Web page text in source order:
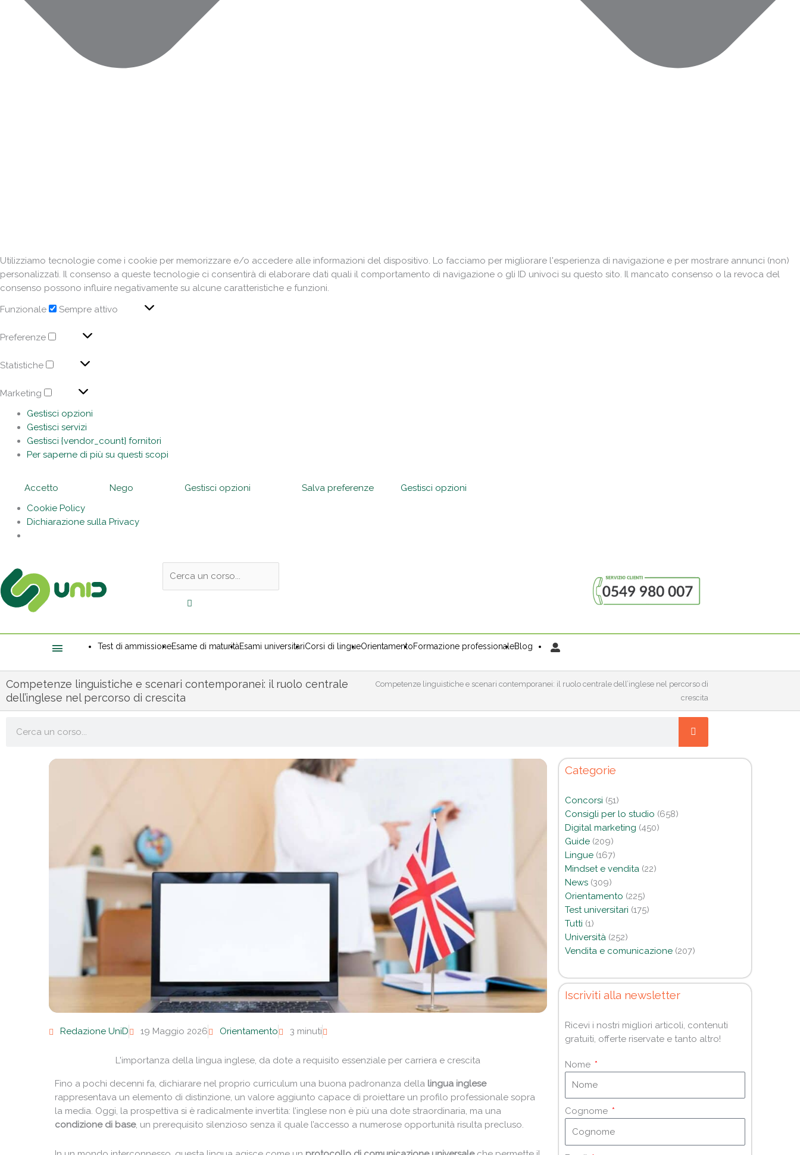
Utilizziamo tecnologie come i cookie per memorizzare e/o accedere alle informazioni del dispositivo. Lo facciamo per migliorare l'esperienza di navigazione e per mostrare annunci (non)
personalizzati. Il consenso a queste tecnologie ci consentirà di elaborare dati quali il comportamento di navigazione o gli ID univoci su questo sito. Il mancato consenso o la revoca del
consenso possono influire negativamente su alcune caratteristiche e funzioni.
Funzionale
Sempre attivo
Preferenze
Statistiche
Marketing
Gestisci opzioni
Gestisci servizi
Gestisci {vendor_count} fornitori
Per saperne di più su questi scopi
Accetto Nego Gestisci opzioni Salva preferenze
Gestisci opzioni
Cookie Policy
Dichiarazione sulla Privacy
l'header
Test di ammissioneEsame di maturitàEsami universitariCorsi di lingueOrientamentoFormazione professionaleBlog
Competenze linguistiche e scenari contemporanei: il ruolo centrale
dell’inglese nel percorso di crescita
Competenze linguistiche e scenari contemporanei: il ruolo centrale dell’inglese nel percorso di
crescita
Redazione UniD 19 Maggio 2026 Orientamento 3 minuti
L'importanza della lingua inglese, da dote a requisito essenziale per carriera e crescita
Fino a pochi decenni fa, dichiarare nel proprio curriculum una buona padronanza della lingua inglese
rappresentava un elemento di distinzione, un valore aggiunto capace di proiettare un profilo professionale sopra
la media. Oggi, la prospettiva si è radicalmente invertita: l’inglese non è più una dote straordinaria, ma una
condizione di base, un prerequisito silenzioso senza il quale l’accesso a numerose opportunità risulta precluso.
Categorie
Concorsi (51)
Consigli per lo studio (658)
Digital marketing (450)
Guide(209)
Lingue(167)
Mindset e vendita(22)
News(309)
Orientamento (225)
Test universitari (175)
Tutti (1)
Università(252)
Vendita e comunicazione(207)
Iscriviti alla newsletter
Ricevi i nostri migliori articoli, contenuti
gratuiti, offerte riservate e tanto altro!
Nome
Cognome